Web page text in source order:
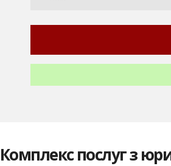
Комплекс послуг з